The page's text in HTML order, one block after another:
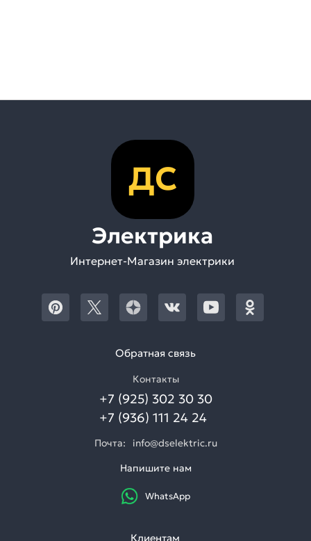
ДС
Электрика
Интернет-Магазин электрики
Обратная связь
Контакты
+7 (925) 302 30 30
+7 (936) 111 24 24
Почта:
info@dselektric.ru
Напишите нам
WhatsApp
Клиентам